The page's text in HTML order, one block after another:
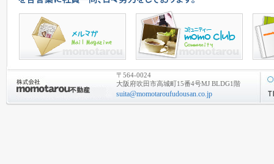
〒564-0024
大阪府吹田市高城町15番4号MJ BLDG1階
suita@momotaroufudousan.co.jp